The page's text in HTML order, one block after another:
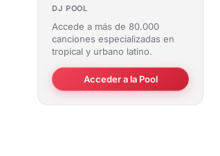
DJ POOL
Accede a más de 80.000
canciones especializadas en
tropical y urbano latino.
Acceder a la Pool